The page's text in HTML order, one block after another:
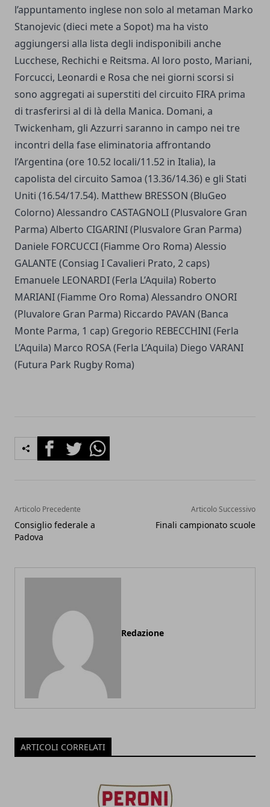
l’appuntamento inglese non solo al metaman Marko
Stanojevic (dieci mete a Sopot) ma ha visto
aggiungersi alla lista degli indisponibili anche
Lucchese, Rechichi e Reitsma. Al loro posto, Mariani,
Forcucci, Leonardi e Rosa che nei giorni scorsi si
sono aggregati ai superstiti del circuito FIRA prima
di trasferirsi al di là della Manica. Domani, a
Twickenham, gli Azzurri saranno in campo nei tre
incontri della fase eliminatoria affrontando
l’Argentina (ore 10.52 locali/11.52 in Italia), la
capolista del circuito Samoa (13.36/14.36) e gli Stati
Uniti (16.54/17.54). Matthew BRESSON (BluGeo
Colorno) Alessandro CASTAGNOLI (Plusvalore Gran
Parma) Alberto CIGARINI (Plusvalore Gran Parma)
Daniele FORCUCCI (Fiamme Oro Roma) Alessio
GALANTE (Consiag I Cavalieri Prato, 2 caps)
Emanuele LEONARDI (Ferla L’Aquila) Roberto
MARIANI (Fiamme Oro Roma) Alessandro ONORI
(Pluvalore Gran Parma) Riccardo PAVAN (Banca
Monte Parma, 1 cap) Gregorio REBECCHINI (Ferla
L’Aquila) Marco ROSA (Ferla L’Aquila) Diego VARANI
(Futura Park Rugby Roma)
FacebookTwitterWhatsapp
Articolo Precedente
Consiglio federale a
Padova
Articolo Successivo
Finali campionato scuole
Redazione
ARTICOLI CORRELATI